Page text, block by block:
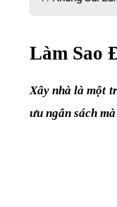
Làm Sao
Xây nhà là một
ưu ngân sách